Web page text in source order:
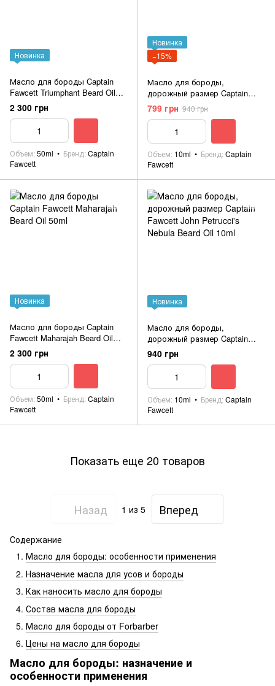
Новинка
Масло для бороды Captain
Fawcett Triumphant Beard Oil
50ml
2 300 грн
Объем 50ml Бренд Captain
Fawcett
Новинка
−15%
Масло для бороды,
дорожный размер Captain
Fawcett Maharajah Beard Oil
10ml
799 грн 940 грн
Объем 10ml Бренд Captain
Fawcett
Новинка
Масло для бороды Captain
Fawcett Maharajah Beard Oil
50ml
2 300 грн
Объем 50ml Бренд Captain
Fawcett
Новинка
Масло для бороды,
дорожный размер Captain
Fawcett John Petrucci's Nebula
Beard Oil 10ml
940 грн
Объем 10ml Бренд Captain
Fawcett
Показать еще 20 товаров
Назад 1 из 5 Вперед
Содержание
Масло для бороды: особенности применения
Назначение масла для усов и бороды
Как наносить масло для бороды
Состав масла для бороды
Масло для бороды от Forbarber
Цены на масло для бороды
Масло для бороды: назначение и
особенности применения